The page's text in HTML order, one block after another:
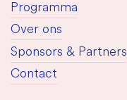
Programma
Over ons
Sponsors & Partners
Contact